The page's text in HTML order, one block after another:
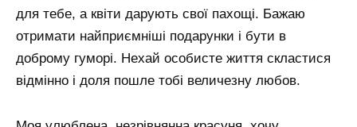
для тебе, а квіти дарують свої пахощі. Бажаю
отримати найприємніші подарунки і бути в
доброму гуморі. Нехай особисте життя скластися
відмінно і доля пошле тобі величезну любов.